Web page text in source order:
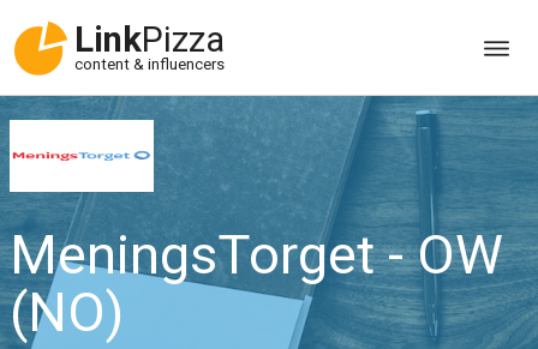
LinkPizza
content & influencers
MeningsTorget - OW
(NO)